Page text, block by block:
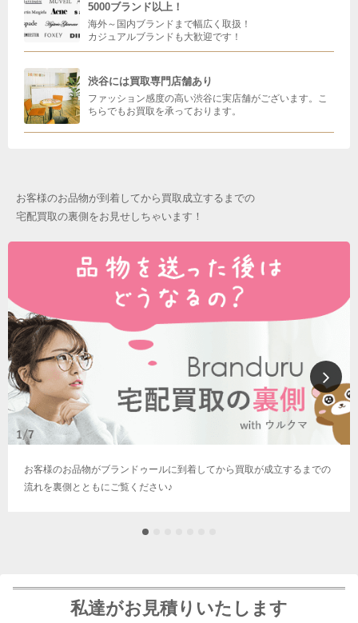
5000ブランド以上！
海外～国内ブランドまで幅広く取扱！
カジュアルブランドも大歓迎です！
渋谷には買取専門店舗あり
ファッション感度の高い渋谷に実店舗がございます。こ
ちらでもお買取を承っております。
お客様のお品物が到着してから買取成立するまでの
宅配買取の裏側をお見せしちゃいます！
お客様のお品物がブランドゥールに到着してから買取が成立するまでの
流れを裏側とともにご覧ください♪
私達がお見積りいたします